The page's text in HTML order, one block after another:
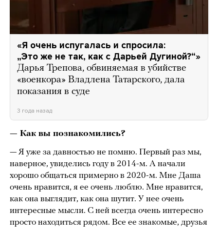
«Я очень испугалась и спросила:
„Это же не так, как с Дарьей Дугиной?“»
Дарья Трепова, обвиняемая в убийстве
«военкора» Владлена Татарского, дала
показания в суде
3 года назад
— Как вы познакомились?
— Я уже за давностью не помню. Первый раз мы,
наверное, увиделись году в 2014-м. А начали
хорошо общаться примерно в 2020-м. Мне Даша
очень нравится, я ее очень люблю. Мне нравится,
как она выглядит, как она шутит. У нее очень
интересные мысли. С ней всегда очень интересно
просто находиться рядом. Все ее знакомые, друзья